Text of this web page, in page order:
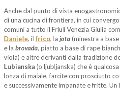
Anche dal punto di vista
di una cucina di frontiera, in cui
comuni a tutto il Friuli Venezia Giulia
Daniele, il frico, la jota(minestra a
e la brovada, piatto a base di rape
viola) e altre derivanti dalla tradizione
Lubianska(o ljubljanska) che è
lonza di maiale, farcite con prosciutto
e successivamente impanate e fritte.